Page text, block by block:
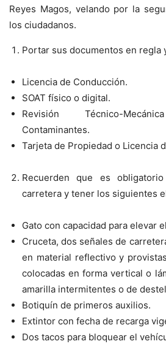
Reyes Magos, velando por la
los ciudadanos.
Portar sus documentos en regla
Licencia de Conducción.
SOAT físico o digital.
Revisión Técnico-
Contaminantes.
Tarjeta de Propiedad o Licencia
Recuerden que es
carretera y tener los siguientes
Gato con capacidad para elevar
Cruceta, dos señales de
en material reflectivo y
colocadas en forma vertical o
amarilla intermitentes o de
Botiquín de primeros auxilios.
Extintor con fecha de recarga
Dos tacos para bloquear el